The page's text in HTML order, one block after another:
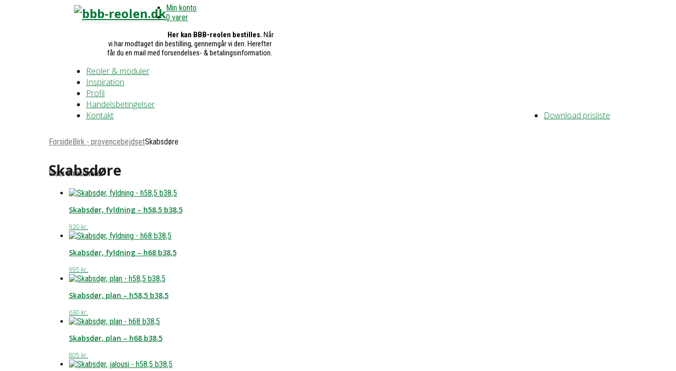
Min konto
0 varer
Her kan BBB-reolen bestilles. Når
vi har modtaget din bestilling, gennemgår vi den. Herefter
får du en mail med forsendelses- & betalingsinformation.
Reoler & moduler
Inspiration
Profil
Handelsbetingelser
Download prisliste
Kontakt
ForsideBirk - provencebejdsetSkabsdøre
Skabsdøre
Viser 8 resultater
Skabsdør, fyldning – h58,5 b38,5
920 kr.
Skabsdør, fyldning – h68 b38,5
995 kr.
Skabsdør, plan – h58,5 b38,5
630 kr.
Skabsdør, plan – h68 b38,5
805 kr.